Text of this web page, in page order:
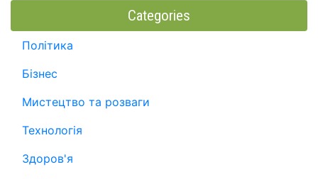
Categories
Політика
Бізнес
Мистецтво та розваги
Технологія
Здоров'я